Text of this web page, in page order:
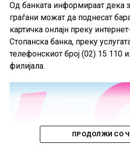
Од банката информираат дека
граѓани можат да поднесат
картичка онлајн преку
Стопанска банка, преку
телефонскиот број (02) 15 110
филијала.
ПРОДОЛЖИ СО